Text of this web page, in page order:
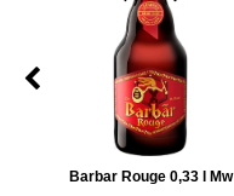
Barbar Rouge 0,33 l Mw